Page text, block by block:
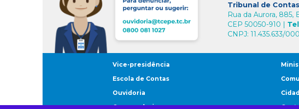
Tribunal de
Rua da Aurora, 885,
CEP 50050-910 |
CNPJ: 11.435.633/
Vice-presidência
Escola de Contas
Ouvidoria
Corregedoria